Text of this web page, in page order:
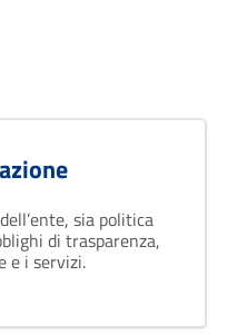
sia politica
di trasparenza,
e i servizi.